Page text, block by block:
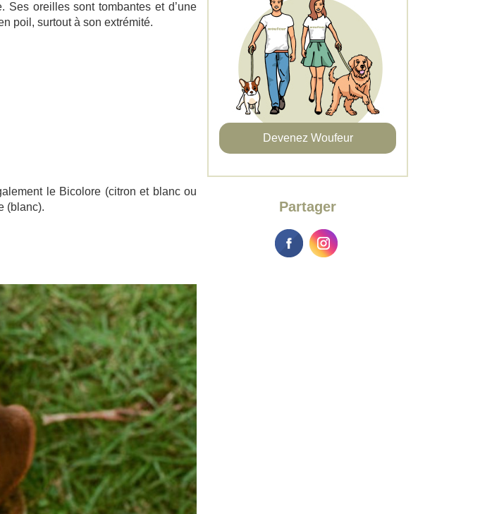
oreilles sont tombantes et d’une
poil, surtout à son extrémité.
le Bicolore (citron et blanc ou
(blanc).
Devenez Woufeur
Partager